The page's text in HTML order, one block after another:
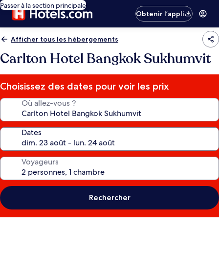
Passer à la section principale
Obtenir l’appli
Afficher tous les hébergements
Carlton Hotel Bangkok Sukhumvit
Choisissez des dates pour voir les prix
Où allez-vous ?
Dates
Voyageurs
Rechercher